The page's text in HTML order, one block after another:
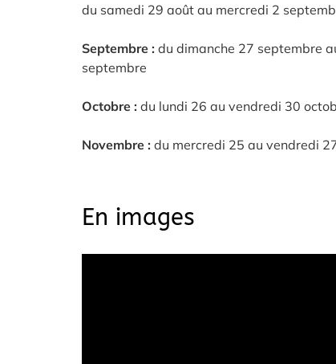
du samedi 29 août au mercredi 2
Septembre : du dimanche 27 septembre
septembre
Octobre : du lundi 26 au vendredi 30
Novembre : du mercredi 25 au vendredi
En images